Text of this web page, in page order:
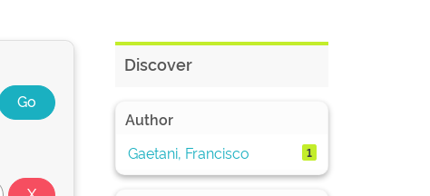
Discover
Author
Gaetani, Francisco
1